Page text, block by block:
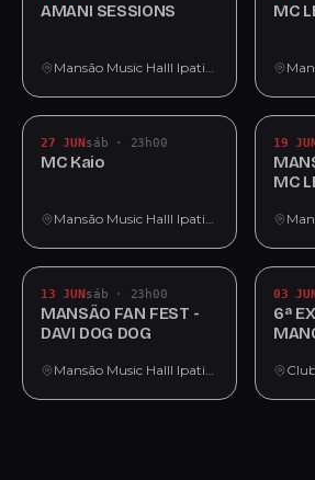
AMANI SESSIONS
Mansão Music Halll Ipatinga
MC
27 JUNsáb · 23h00
MC Kaio
Mansão Music Halll Ipatinga
19
MC
13 JUNsáb · 23h00
MANSÃO FAN FEST -
DAVI DOG DOG
Mansão Music Halll Ipatinga
03
6ª